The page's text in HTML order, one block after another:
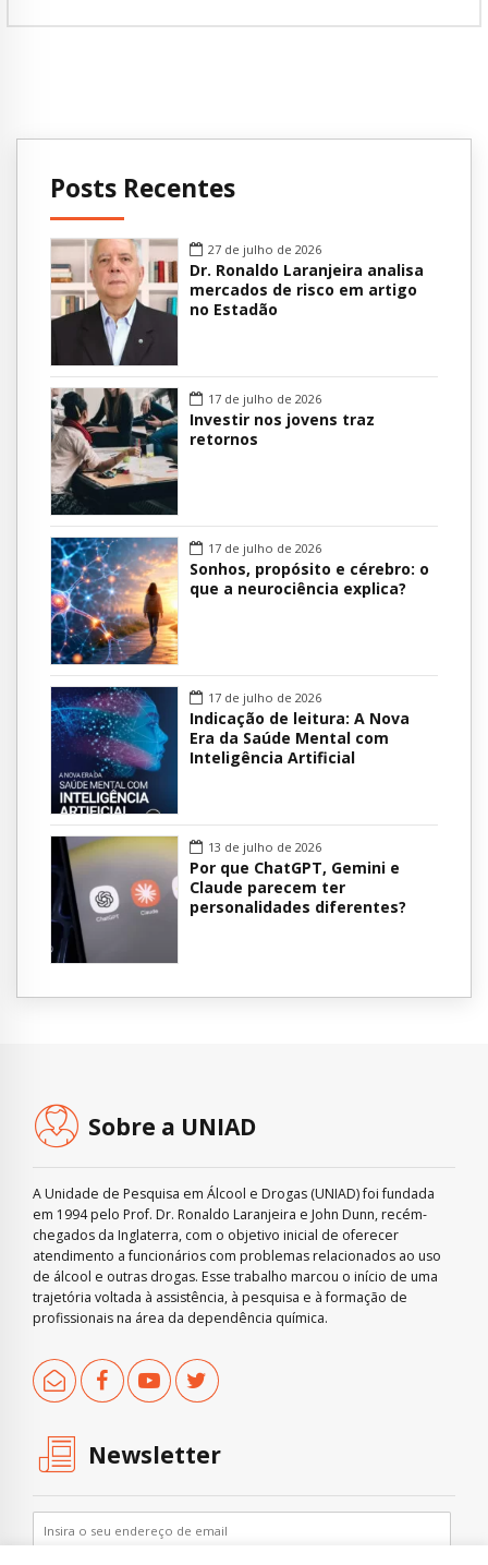
Posts Recentes
27 de julho de 2026
Dr. Ronaldo Laranjeira analisa
mercados de risco em artigo
no Estadão
17 de julho de 2026
Investir nos jovens traz
retornos
17 de julho de 2026
Sonhos, propósito e cérebro: o
que a neurociência explica?
17 de julho de 2026
Indicação de leitura: A Nova
Era da Saúde Mental com
Inteligência Artificial
13 de julho de 2026
Por que ChatGPT, Gemini e
Claude parecem ter
personalidades diferentes?
Sobre a UNIAD
A Unidade de Pesquisa em Álcool e Drogas (UNIAD) foi fundada
em 1994 pelo Prof. Dr. Ronaldo Laranjeira e John Dunn, recém-
chegados da Inglaterra, com o objetivo inicial de oferecer
atendimento a funcionários com problemas relacionados ao uso
de álcool e outras drogas. Esse trabalho marcou o início de uma
trajetória voltada à assistência, à pesquisa e à formação de
profissionais na área da dependência química.
Newsletter